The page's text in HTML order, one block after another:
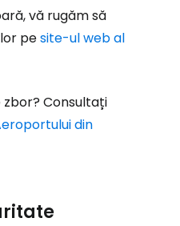
vă rugăm să
pesite-ul web al
Consultați
din